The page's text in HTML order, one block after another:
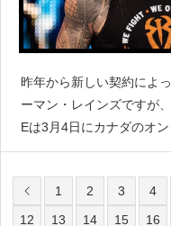
昨年から新しい契約によ
ーマン・レインズですが
Eは3月4日にカナダのオ
ラ・コロシアムで開催さ
1
2 3 4
12
13 14 15 16